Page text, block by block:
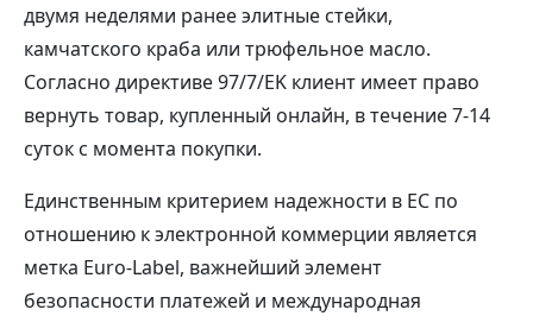
двумя неделями ранее элитные стейки,
камчатского краба или трюфельное масло.
Согласно директиве 97/7/EK клиент имеет право
вернуть товар, купленный онлайн, в течение 7-14
суток с момента покупки.
Единственным критерием надежности в ЕС по
отношению к электронной коммерции является
метка Euro-Label, важнейший элемент
безопасности платежей и международная